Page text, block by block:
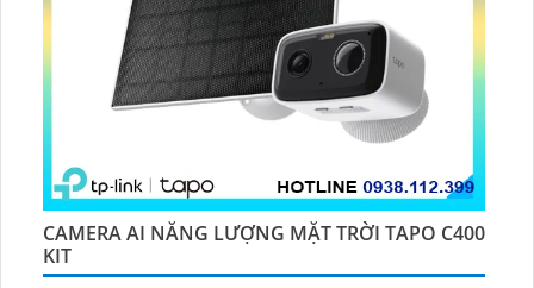
CAMERA AI NĂNG LƯỢNG MẶT TRỜI TAPO C400
KIT